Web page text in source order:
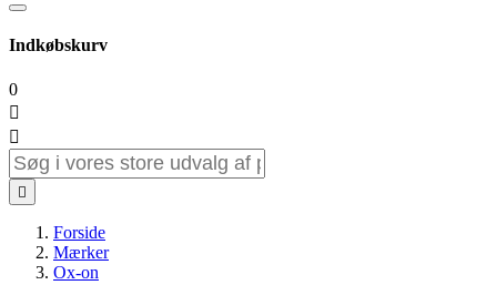
Indkøbskurv
0



Forside
Mærker
Ox-on